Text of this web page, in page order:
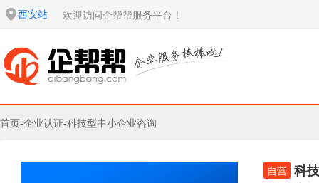
西安站 欢迎访问企帮帮服务平台！
首页-企业认证-科技型中小企业咨询
自营 科